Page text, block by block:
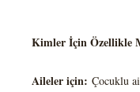
Kimler İçin Özellikle
Aileler için: Çocuklu